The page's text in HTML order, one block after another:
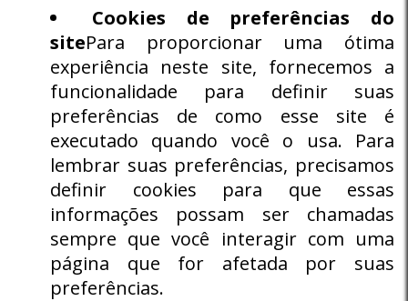
Cookies de preferências do
sitePara proporcionar uma ótima
experiência neste site, fornecemos a
funcionalidade para definir suas
preferências de como esse site é
executado quando você o usa. Para
lembrar suas preferências, precisamos
definir cookies para que essas
informações possam ser chamadas
sempre que você interagir com uma
página que for afetada por suas
preferências.